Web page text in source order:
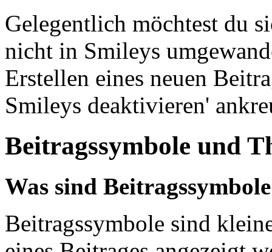
Gelegentlich möchtest du
nicht in Smileys
Erstellen eines neuen
Smileys deaktivieren'
Beitragssymbole und
Was sind
Beitragssymbole sind